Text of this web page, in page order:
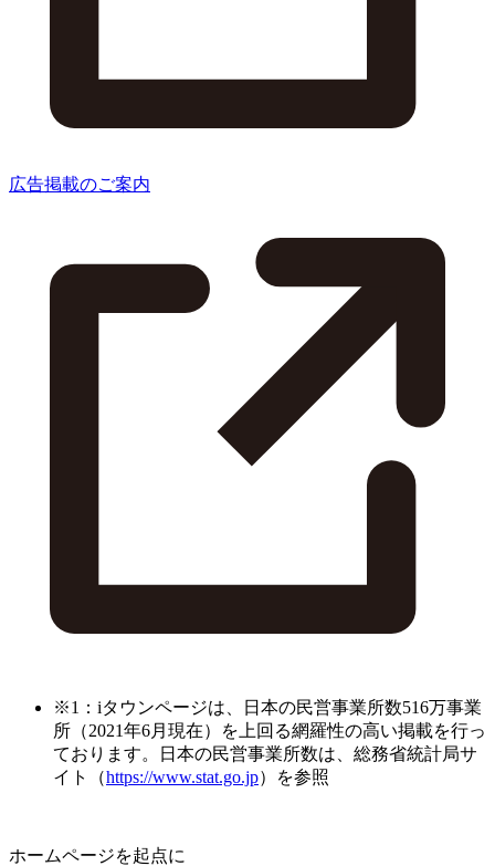
広告掲載のご案内
※1：iタウンページは、日本の民営事業所数516万事業
所（2021年6月現在）を上回る網羅性の高い掲載を行っ
ております。日本の民営事業所数は、総務省統計局サ
イト（https://www.stat.go.jp）を参照
ホームページを起点に